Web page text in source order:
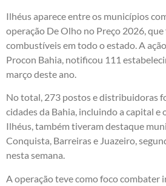
Ilhéus aparece entre os municípios
operação De Olho no Preço 2026,
combustíveis em todo o estado. A
Procon Bahia, notificou 111
março deste ano.
No total, 273 postos e distribuidoras
cidades da Bahia, incluindo a capital e
Ilhéus, também tiveram destaque
Conquista, Barreiras e Juazeiro,
nesta semana.
A operação teve como foco combater